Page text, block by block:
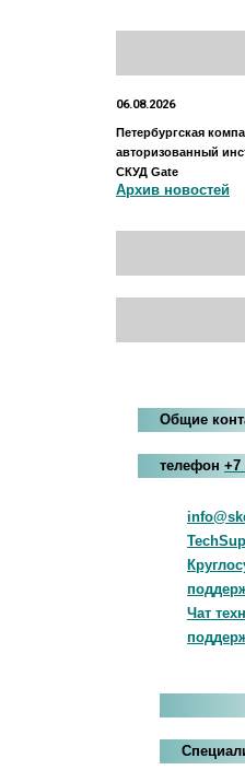
06.08.2026
Петербургская
авторизованный
СКУД Gate
Архив новостей
Общие
телефон +7
Чат